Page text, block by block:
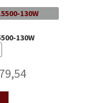
130W
Huidige